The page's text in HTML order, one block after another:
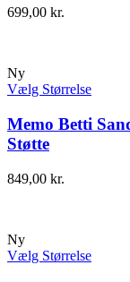
699,00 kr.
Ny
Vælg Størrelse
Memo Betti
Støtte
849,00 kr.
Ny
Vælg Størrelse